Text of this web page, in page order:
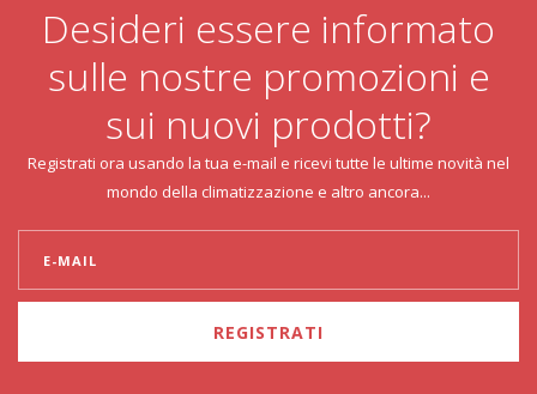
Desideri essere informato
sulle nostre promozioni e
sui nuovi prodotti?
Registrati ora usando la tua e-mail e ricevi tutte le ultime novità nel
mondo della climatizzazione e altro ancora...
REGISTRATI